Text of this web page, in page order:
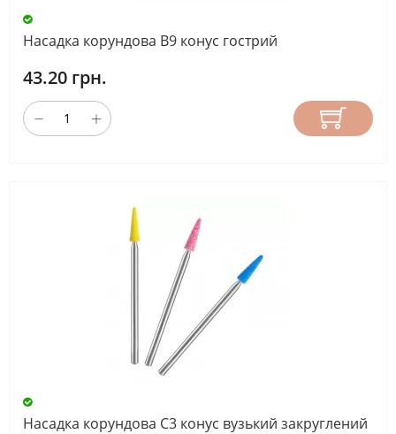
Насадка корундова B9 конус гострий
43.20 грн.
Насадка корундова С3 конус вузький закруглений